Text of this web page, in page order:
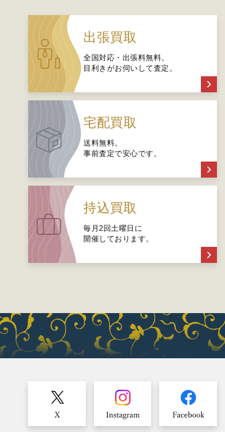
出張買取
全国対応・出張料無料。
目利きがお伺いして査定。
宅配買取
送料無料。
事前査定で安心です。
持込買取
毎月2回土曜日に
開催しております。